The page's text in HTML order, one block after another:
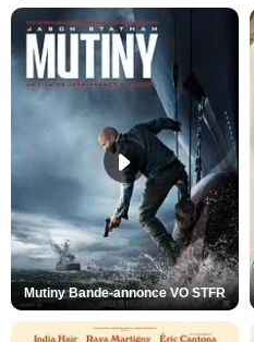
Mutiny Bande-annonce VO STFR